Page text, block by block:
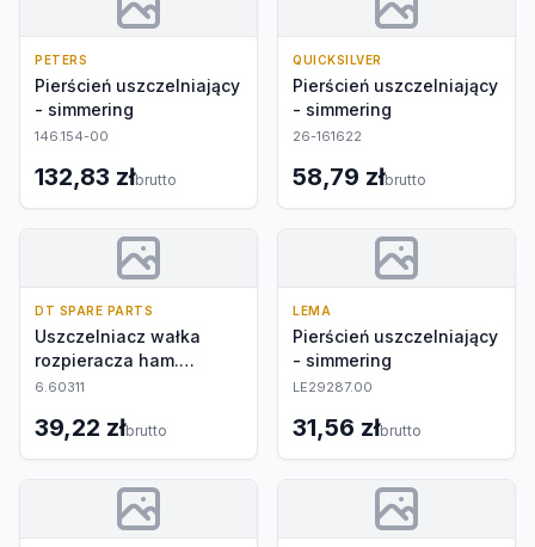
PETERS
Pierścień uszczelniający
- simmering
146.154-00
132,83 złbrutto
QUICKSILVER
Pierścień uszczelniający
- simmering
26-161622
58,79 złbrutto
DT SPARE PARTS
Uszczelniacz wałka
rozpieracza ham.
postojowego
6.60311
39,22 złbrutto
LEMA
Pierścień uszczelniający
- simmering
LE29287.00
31,56 złbrutto